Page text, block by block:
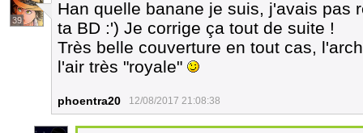
39
Han quelle banane je suis, j'avais pas
ta BD :') Je corrige ça tout de suite !
Très belle couverture en tout cas,
l'air très "royale"
phoentra20 12/08/2017 21:08:38